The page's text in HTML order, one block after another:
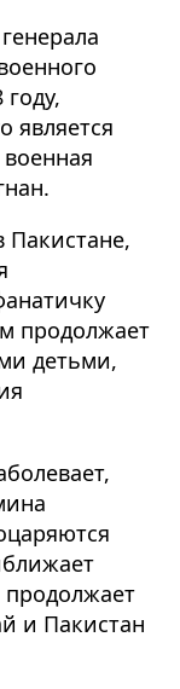
является
Пакистане,
продолжает
детьми,
и Пакистан